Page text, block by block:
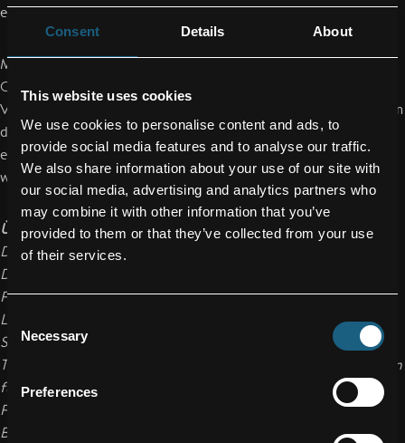
Consent Details About
This website uses cookies
We use cookies to personalise content and ads, to
provide social media features and to analyse our traffic.
We also share information about your use of our site with
our social media, advertising and analytics partners who
may combine it with other information that you’ve
provided to them or that they’ve collected from your use
of their services.
Selection
Necessary
Preferences
effizienter zu erschließen.
Mit demGoldenen Verdienstzeichenehrt das Land
Oberösterreich Personen, die sich durch ihr Wirken besondere
Verdienste um das Ansehen des Landes Oberösterreich oder um
das Wohl seiner Bevölkerung erworben haben. Die Verleihung
erfolgt durch Beschluss der Landesregierung, die Auszeichnung
wird vom Landeshauptmann überreicht.
Über FACC
Die FACC AG ist eines der weltweit führenden Unternehmen in
Design, Entwicklung und Fertigung von fortschrittlichen
Faserverbundkomponenten und -systemen für die
Luftfahrtindustrie. Die Produktpalette reicht von
Strukturbauteilen an Rumpf und Tragflächen über
Triebwerkskomponenten bis hin zu kompletten Passagierkabinen
für zivile Verkehrsflugzeuge, Business Jets und Hubschrauber.
FACC produziert für alle großen Flugzeughersteller wie Airbus,
Boeing, Bombardier, Embraer, COMAC und Sukhoi sowie